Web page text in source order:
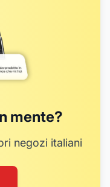
mente?
negozi italiani